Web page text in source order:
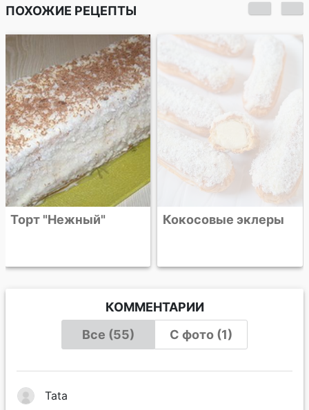
ПОХОЖИЕ РЕЦЕПТЫ
Торт "Нежный" Кокосовые эклеры
КОММЕНТАРИИ
Все (55)
С фото (1)
Tata